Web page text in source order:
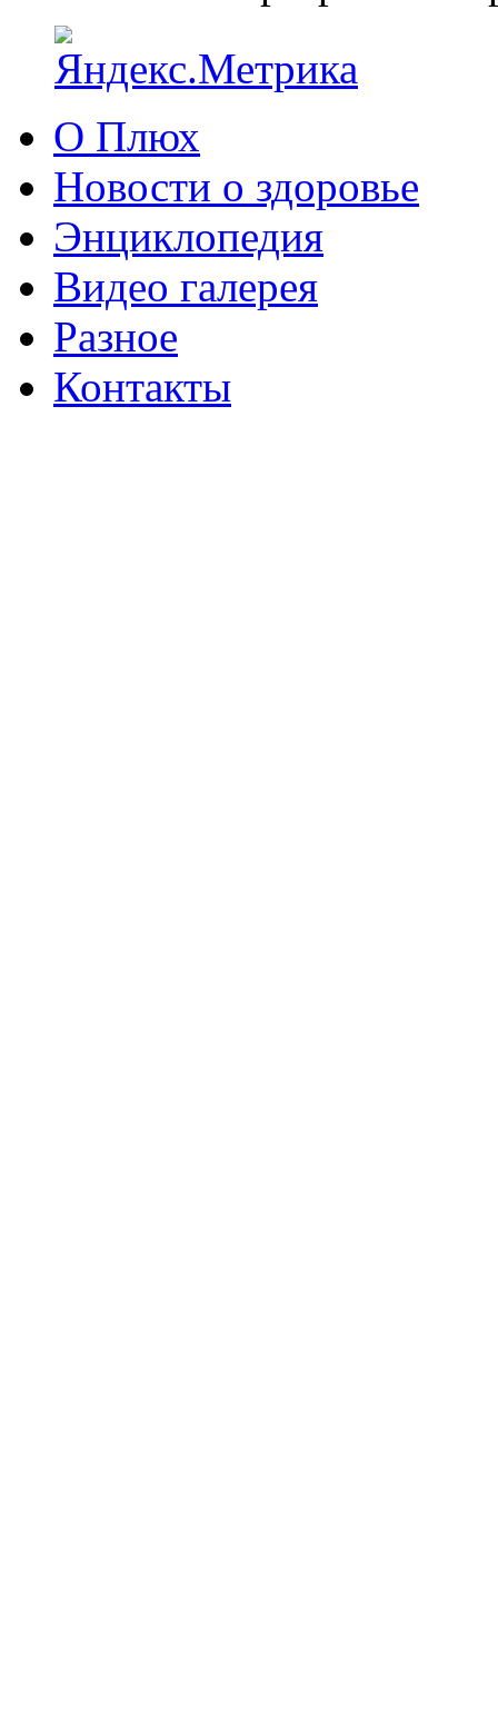
О Плюх
Новости о здоровье
Энциклопедия
Видео галерея
Разное
Контакты